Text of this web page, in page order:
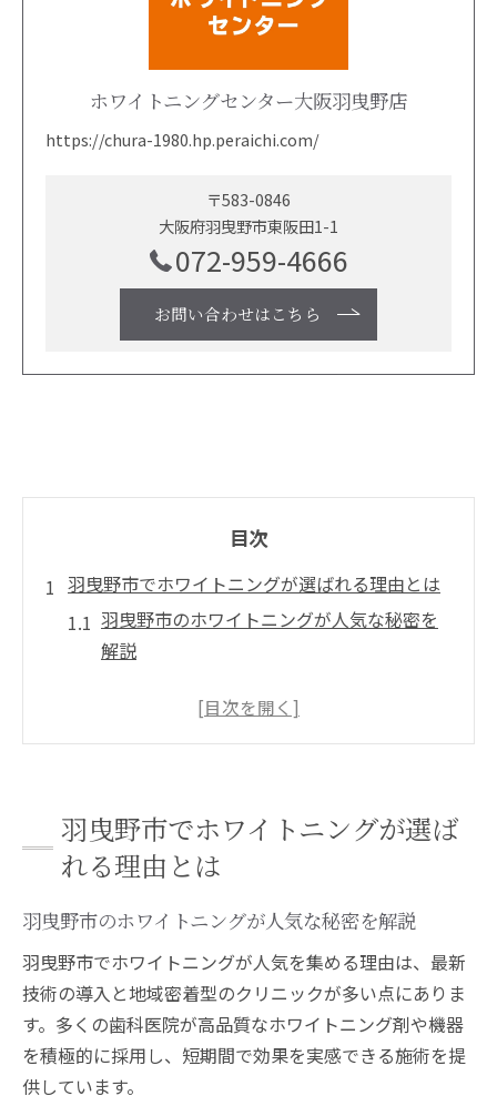
ホワイトニングセンター大阪羽曳野店
https://chura-1980.hp.peraichi.com/
〒583-0846
大阪府羽曳野市東阪田1-1
072-959-4666
お問い合わせはこちら
目次
羽曳野市でホワイトニングが選ばれる理由とは
羽曳野市のホワイトニングが人気な秘密を
解説
口コミで広がる羽曳野市ホワイトニング事
ホワイトニング藤井寺周辺との違いを比較
羽曳野のホワイトニングセンターが注目さ
れる理由
納得できるホワイトニングを羽曳野市で探すコ
ツ
自分に合う羽曳野市ホワイトニング選びの
ポイント
ホワイトニングの通いやすさと選び方のポ
イント
羽曳野市でホワイトニングが選ば
れる理由とは
羽曳野市のホワイトニングが人気な秘密を解説
羽曳野市でホワイトニングが人気を集める理由は、最新
技術の導入と地域密着型のクリニックが多い点にありま
す。多くの歯科医院が高品質なホワイトニング剤や機器
を積極的に採用し、短期間で効果を実感できる施術を提
供しています。